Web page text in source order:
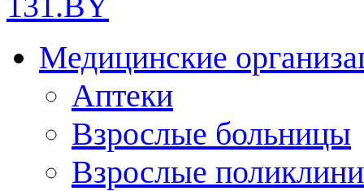
Медицинские
Аптеки
Взрослые больницы
Взрослые